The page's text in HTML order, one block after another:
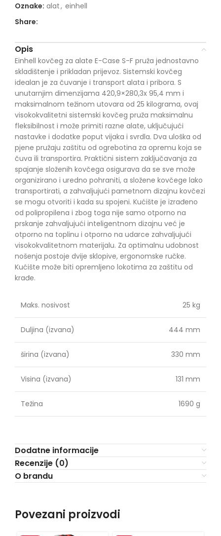
Oznake: alat, einhell
Share:
Opis
Einhell kovčeg za alate E-Case S-F pruža jednostavno
skladištenje i prikladan prijevoz. Sistemski kovčeg
idealan je za čuvanje i transport alata i pribora. S
unutarnjim dimenzijama 420,9×280,3x 95,4 mm i
maksimalnom težinom utovara od 25 kilograma, ovaj
visokokvalitetni sistemski kovčeg pruža maksimalnu
fleksibilnost i može primiti razne alate, uključujući
nastavke i dodatke poput vijaka i svrdla. Dva uloška od
pjene pružaju zaštitu od ogrebotina za opremu koja se
čuva ili transportira. Praktični sistem zaključavanja za
spajanje složenih kovčega osigurava da se sve može
organizirano i uredno pohraniti, a složene kovčege lako
transportirati, a zahvaljujući pametnom dizajnu kovčezi
se mogu otvoriti i kada su spojeni. Kućište je izrađeno
od polipropilena i zbog toga nije samo otporno na
prskanje zahvaljujući inteligentnom dizajnu već je
otporno na toplinu i otporno na udarce zahvaljujući
visokokvalitetnom materijalu. Za optimalnu udobnost
nošenja postoje dvije sklopive, ergonomske ručke.
Kućište može biti opremljeno lokotima za zaštitu od
krađe.
Maks. nosivost 25 kg
Duljina (izvana) 444 mm
širina (izvana) 330 mm
Visina (izvana) 131 mm
Težina 1690 g
Dodatne informacije
Recenzije (0)
O brandu
Povezani proizvodi